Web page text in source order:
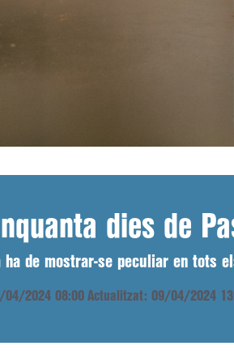
dies de
ha de mostrar-se peculiar en tots
04/2024 08:00 Actualitzat: 09/04/2024